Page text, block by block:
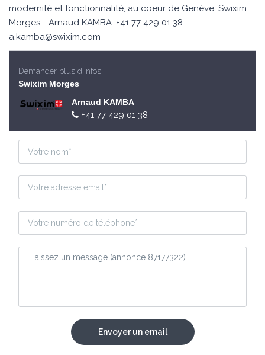
modernité et fonctionnalité, au coeur de Genève. Swixim
Morges - Arnaud KAMBA :+41 77 429 01 38 -
a.kamba@swixim.com
Demander plus d'infos
Swixim Morges
Arnaud KAMBA
+41 77 429 01 38